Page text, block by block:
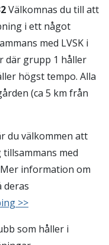
Välkomnas du till att
i ett något
med LVSK i
där grupp 1 håller
högst tempo. Alla
(ca 5 km från
du välkommen att
med
information om
deras
>>
som håller i